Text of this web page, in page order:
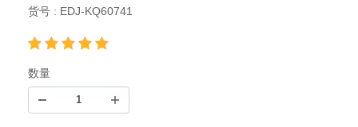
货号 : EDJ-KQ60741
数量